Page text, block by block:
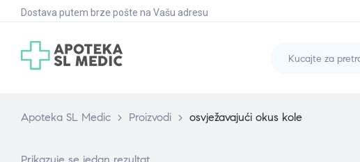
Dostava putem brze pošte na Vašu adresu
Apoteka SL Medic > Proizvodi > osvježavajući okus kole